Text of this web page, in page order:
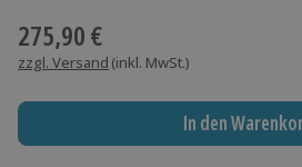
275,90 €
zzgl. Versand (inkl. MwSt.)
In den